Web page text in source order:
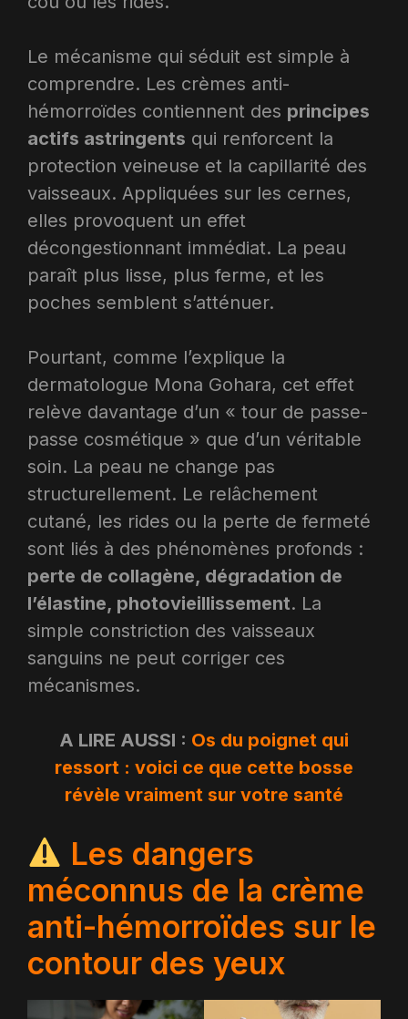
Le mécanisme qui séduit est simple à
comprendre. Les crèmes anti-
hémorroïdes contiennent des principes
actifs astringents qui renforcent la
protection veineuse et la capillarité des
vaisseaux. Appliquées sur les cernes,
elles provoquent un effet
décongestionnant immédiat. La peau
paraît plus lisse, plus ferme, et les
poches semblent s’atténuer.
Pourtant, comme l’explique la
dermatologue Mona Gohara, cet effet
relève davantage d’un « tour de passe-
passe cosmétique » que d’un véritable
soin. La peau ne change pas
structurellement. Le relâchement
cutané, les rides ou la perte de fermeté
sont liés à des phénomènes profonds :
perte de collagène, dégradation de
l’élastine, photovieillissement. La
simple constriction des vaisseaux
sanguins ne peut corriger ces
mécanismes.
A LIRE AUSSI : Os du poignet qui
ressort : voici ce que cette bosse
révèle vraiment sur votre santé
Les dangers
méconnus de la crème
anti-hémorroïdes sur le
contour des yeux